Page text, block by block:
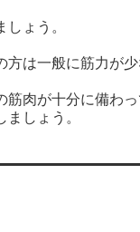
ょう。
は一般に筋力が
肉が十分に備わっ
しょう。